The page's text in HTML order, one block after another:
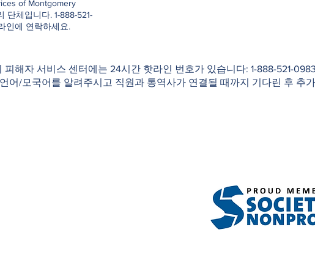
of Montgomery
단체입니다. 1-888-521-
인에 연락하세요.
피해자 서비스 센터에는 24시간 핫라인 번호가 있습니다: 1-888-521-
어/모국어를 알려주시고 직원과 통역사가 연결될 때까지 기다린 후 추